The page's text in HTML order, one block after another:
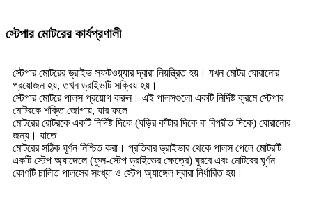
স্টেপার মোটরের কার্যপ্রণালী
স্টেপার মোটরের ড্রাইভ সফটওয়্যার দ্বারা নিয়ন্ত্রিত হয়। যখন মোটর ঘোরানোর
প্রয়োজন হয়, তখন ড্রাইভটি সক্রিয় হয়।
স্টেপার মোটরে পালস প্রয়োগ করুন। এই পালসগুলো একটি নির্দিষ্ট ক্রমে স্টেপার
মোটরকে শক্তি জোগায়, যার ফলে
মোটরের রোটরকে একটি নির্দিষ্ট দিকে (ঘড়ির কাঁটার দিকে বা বিপরীত দিকে) ঘোরানোর
জন্য। যাতে
মোটরের সঠিক ঘূর্ণন নিশ্চিত করা। প্রতিবার ড্রাইভার থেকে পালস পেলে মোটরটি
একটি স্টেপ অ্যাঙ্গেলে (ফুল-স্টেপ ড্রাইভের ক্ষেত্রে) ঘুরবে এবং মোটরের ঘূর্ণন
কোণটি চালিত পালসের সংখ্যা ও স্টেপ অ্যাঙ্গেল দ্বারা নির্ধারিত হয়।